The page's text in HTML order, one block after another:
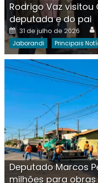
Rodrigo Vaz
deputada e do pai
Posted
on
31 de julho de 2026
Jaborandi Principais
Deputado Marcos
milhões para